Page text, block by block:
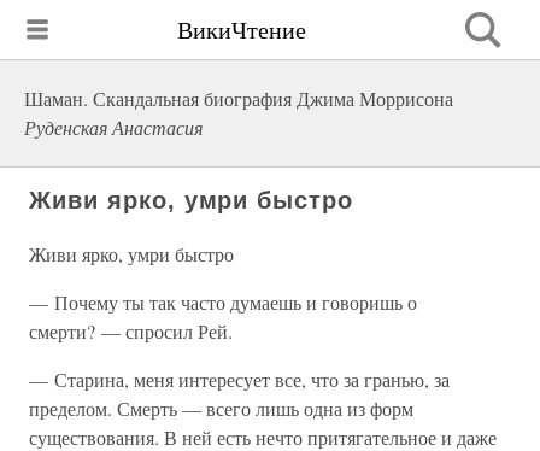
ВикиЧтение
Шаман. Скандальная биография Джима Моррисона
Руденская Анастасия
Живи ярко, умри быстро
Живи ярко, умри быстро
— Почему ты так часто думаешь и говоришь о
смерти? — спросил Рей.
— Старина, меня интересует все, что за гранью, за
пределом. Смерть — всего лишь одна из форм
существования. В ней есть нечто притягательное и даже